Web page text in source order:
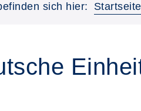
sich hier: Startseite